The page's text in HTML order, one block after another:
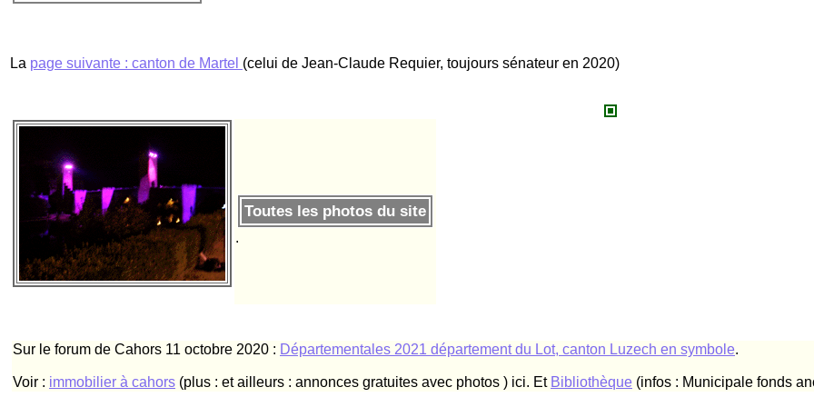
La page suivante : canton de Martel (celui de Jean-Claude Requier, toujours sénateur en 2020)
Toutes les photos du site
.
Sur le forum de Cahors 11 octobre 2020 : Départementales 2021 département du Lot, canton Luzech en symbole.
Voir : immobilier à cahors (plus : et ailleurs : annonces gratuites avec photos ) ici. Et Bibliothèque (infos : Municipale fonds